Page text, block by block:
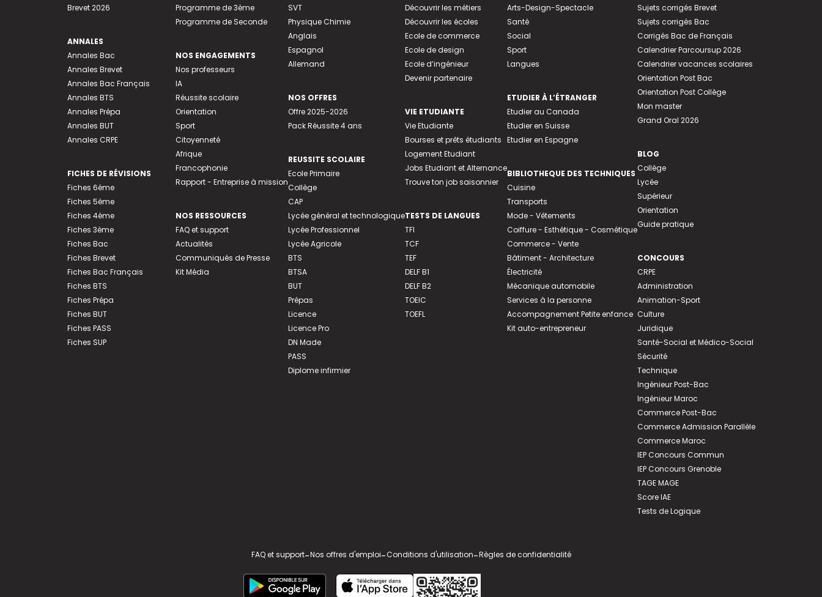
Brevet 2026
ANNALES
Annales Bac
Annales Brevet
Annales Bac Français
Annales BTS
Annales Prépa
Annales BUT
Annales CRPE
FICHES DE RÉVISIONS
Fiches 6ème
Fiches 5ème
Fiches 4ème
Fiches 3ème
Fiches Bac
Fiches Brevet
Fiches Bac Français
Fiches BTS
Fiches Prépa
Fiches BUT
Fiches PASS
Fiches SUP
Programme de 3ème
Programme de Seconde
NOS ENGAGEMENTS
Nos professeurs
IA
Réussite scolaire
Orientation
Sport
Citoyenneté
Afrique
Francophonie
Rapport - Entreprise à mission
NOS RESSOURCES
FAQ et support
Actualités
Communiqués de Presse
Kit Média
SVT
Physique Chimie
Anglais
Espagnol
Allemand
NOS OFFRES
Offre 2025-2026
Pack Réussite 4 ans
REUSSITE SCOLAIRE
Ecole Primaire
Collège
CAP
Lycée général et technologique
Lycée Professionnel
Lycée Agricole
BTS
BTSA
BUT
Prépas
Licence
Licence Pro
DN Made
PASS
Diplome infirmier
Découvrir les métiers
Découvrir les écoles
Ecole de commerce
Ecole de design
Ecole d’ingénieur
Devenir partenaire
VIE ETUDIANTE
Vie Etudiante
Bourses et prêts étudiants
Logement Etudiant
Jobs Etudiant et Alternance
Trouve ton job saisonnier
TESTS DE LANGUES
TFI
TCF
TEF
DELF B1
DELF B2
TOEIC
TOEFL
Arts-Design-Spectacle
Santé
Social
Sport
Langues
ETUDIER À L’ÉTRANGER
Etudier au Canada
Etudier en Suisse
Etudier en Espagne
BIBLIOTHEQUE DES TECHNIQUES
Cuisine
Transports
Mode - Vêtements
Coiffure - Esthétique - Cosmétique
Commerce - Vente
Bâtiment - Architecture
Électricité
Mécanique automobile
Services à la personne
Accompagnement Petite enfance
Kit auto-entrepreneur
Sujets corrigés Brevet
Sujets corrigés Bac
Corrigés Bac de Français
Calendrier Parcoursup 2026
Calendrier vacances scolaires
Orientation Post Bac
Orientation Post Collège
Mon master
Grand Oral 2026
BLOG
Collège
Lycée
Supérieur
Orientation
Guide pratique
CONCOURS
CRPE
Administration
Animation-Sport
Culture
Juridique
Santé-Social et Médico-Social
Sécurité
Technique
Ingénieur Post-Bac
Ingénieur Maroc
Commerce Post-Bac
Commerce Admission Parallèle
Commerce Maroc
IEP Concours Commun
IEP Concours Grenoble
TAGE MAGE
Score IAE
Tests de Logique
FAQ et support-Nos offres d'emploi-Conditions d'utilisation-Règles de confidentialité